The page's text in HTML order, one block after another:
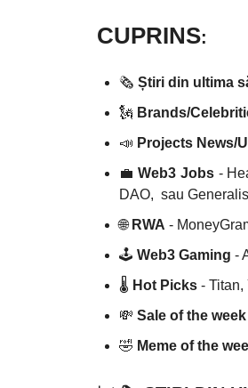
CUPRINS:
🗞️ Știri din ultima
🗽 Brands/
📣 Projects News/
💼 Web3 Jobs -
DAO, sau
🌐 RWA -
🕹️ Web3 Gaming -
🌡️ Hot Picks - Titan,
💸 Sale of the week
🤣 Meme of the